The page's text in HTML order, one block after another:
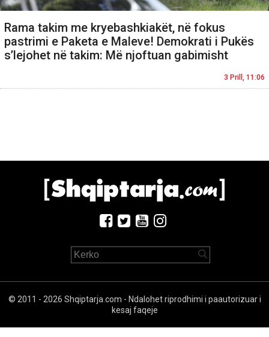
Rama takim me kryebashkiakët, në fokus
pastrimi e Paketa e Maleve! Demokrati i Pukës
s’lejohet në takim: Më njoftuan gabimisht
3 Prill, 11:06
© 2011 - 2026 Shqiptarja.com - Ndalohet riprodhimi i paautorizuar i
kesaj faqeje